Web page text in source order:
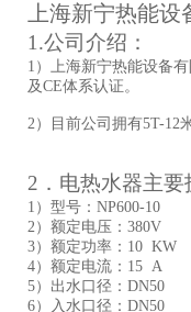
上海新宁热能
1.公司介绍：
1） 上海新宁热能设备
及CE体系认证。
2）目前公司拥有5T-12
2．电热水器主
1）型号：NP600-10
2）额定电压：380V
3）额定功率：10 KW
4）额定电流：15 A
5）出水口径：DN50
6）入水口径：DN50